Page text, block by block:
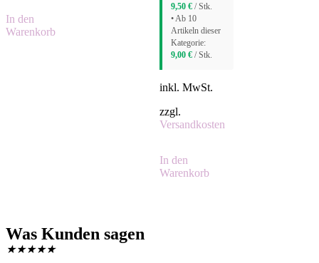
In den
Warenkorb
9,50 € / Stk.
• Ab 10
Artikeln dieser
Kategorie:
9,00 € / Stk.
inkl. MwSt.
zzgl.
Versandkosten
In den
Warenkorb
Was Kunden sagen
★★★★★